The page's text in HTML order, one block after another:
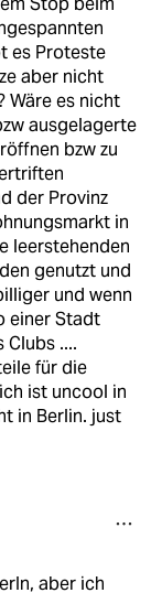
es Proteste
aber nicht
Wäre es nicht
ausgelagerte
bzw zu
der Provinz
in
leerstehenden
genutzt und
und wenn
einer Stadt
Clubs ....
für die
ist uncool in
in Berlin. just
aber ich